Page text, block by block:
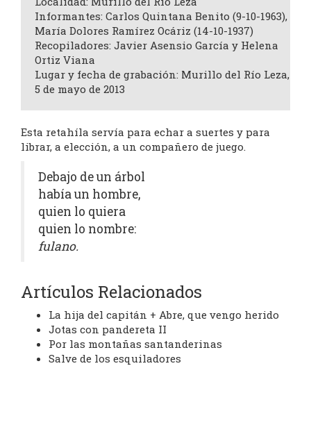
Informantes: Carlos Quintana Benito (9-10-1963),
María Dolores Ramírez Ocáriz (14-10-1937)
Recopiladores: Javier Asensio García y Helena
Ortiz Viana
Lugar y fecha de grabación: Murillo del Río Leza,
5 de mayo de 2013
Esta retahíla servía para echar a suertes y para
librar, a elección, a un compañero de juego.
Debajo de un árbol
había un hombre,
quien lo quiera
quien lo nombre:
fulano.
Artículos Relacionados
La hija del capitán + Abre, que vengo herido
Jotas con pandereta II
Por las montañas santanderinas
Salve de los esquiladores